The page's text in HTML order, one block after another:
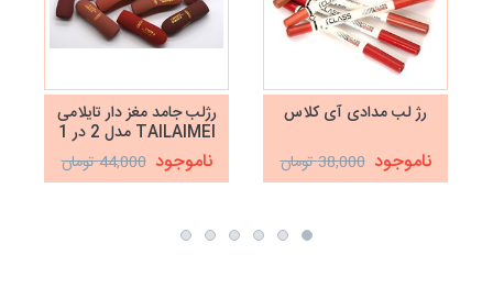
رژ لب مدادی آی کلاس
ناموجود 38,000 تومان
رژلب جامد مغز دار تایلامی
TAILAIMEI مدل 2 در 1
ناموجود 44,000 تومان